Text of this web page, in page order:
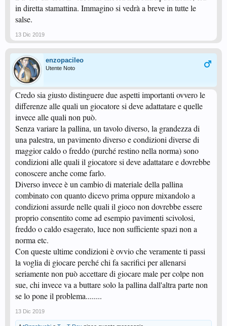
in diretta stamattina. Immagino si vedrà a breve in tutte le
salse.
13 Dic 2019
enzopacileo
Utente Noto
Credo sia giusto distinguere due aspetti importanti ovvero le
differenze alle quali un giocatore si deve adattatare e quelle
invece alle quali non può.
Senza variare la pallina, un tavolo diverso, la grandezza di
una palestra, un pavimento diverso e condizioni diverse di
maggior caldo o freddo (purché restino nella norma) sono
condizioni alle quali il giocatore si deve adattatare e dovrebbe
conoscere anche come farlo.
Diverso invece è un cambio di materiale della pallina
combinato con quanto dicevo prima oppure mixandolo a
condizioni assurde nelle quali il gioco non dovrebbe essere
proprio consentito come ad esempio pavimenti scivolosi,
freddo o caldo esagerato, luce non sufficiente spazi non a
norma etc.
Con queste ultime condizioni è ovvio che veramente ti passi
la voglia di giocare perché chi fa sacrifici per allenarsi
seriamente non può accettare di giocare male per colpe non
sue, chi invece va a buttare solo la pallina dall'altra parte non
se lo pone il problema........
13 Dic 2019